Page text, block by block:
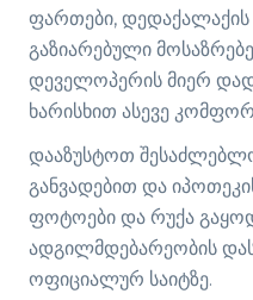
ფართები, დედაქალაქის
გაზიარებული
დეველოპერის მიერ
ხარისხით ასევე
დააზუსტოთ
განვადებით და
ფოტოები და რუქა
ადგილმდებარეობის
ოფიციალურ საიტზე.